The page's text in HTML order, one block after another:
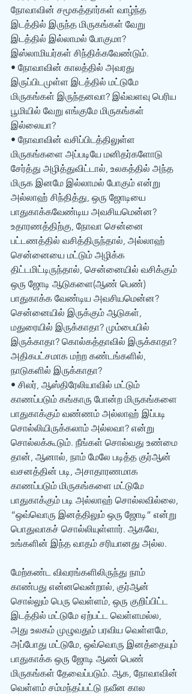
நோவாவின் சமூகத்தார்கள் வாழ்ந்த
இடத்தில் இருந்த மிருகங்கள் வேறு
இடத்தில் இல்லாமல் போகுமா?
இஸ்லாமியர்கள் சிந்திக்கவேண்டும்.
• நோவாவின் காலத்தில் அவரது
இருப்பிடமுள்ள இடத்தில் மட்டுமே
மிருகங்கள் இருந்தனவா? இவ்வளவு பெரிய
பூமியில் வேறு எங்குமே மிருகங்கள்
இல்லையா?
• நோவாவின் வசிப்பிடத்திலுள்ள
மிருகங்களை அப்படியே மனிதர்களோடு
சேர்த்து அழித்துவிட்டால், உலகத்தில் அந்த
மிருக இனமே இல்லாமல் போகும் என்று
அல்லாஹ் சிந்தித்து, ஒரு ஜோடியை
பாதுகாக்கவேண்டிய அவசியமென்ன?
உதாரணத்திற்கு, நோவா சென்னை
பட்டணத்தில் வசித்திருந்தால், அல்லாஹ்
சென்னையை மட்டும் அழிக்க
திட்டமிட்டிருந்தால், சென்னையில் வசிக்கும்
ஒரு ஜோடி ஆடுகளை(ஆண் பெண்)
பாதுகாக்க வேண்டிய அவசியமென்ன?
சென்னையில் இருக்கும் ஆடுகள்,
மதுரையில் இருக்காதா? மும்பையில்
இருக்காதா? கொல்கத்தாவில் இருக்காதா?
அதிகபட்சமாக மற்ற கண்டங்களில்,
நாடுகளில் இருக்காதா?
• சிலர், ஆஸ்திரேலியாவில் மட்டும்
காணப்படும் கங்காரு போன்ற மிருகங்களை
பாதுகாக்கும் வண்ணம் அல்லாஹ் இப்படி
சொல்லியிருக்கலாம் அல்லவா? என்று
சொல்லக்கூடும். நீங்கள் சொல்வது உண்மை
தான், ஆனால், நாம் மேலே படித்த குர்‍ஆன்
வசனத்தின் படி, அசாதாரணமாக
காணப்படும் மிருகங்களை மட்டுமே
பாதுகாக்கும் படி அல்லாஹ் சொல்லவில்லை,
“ஒவ்வொரு இனத்திலும் ஒரு ஜோடி” என்று
பொதுவாகச் சொல்லியுள்ளார். ஆகவே,
உங்களின் இந்த வாதம் சரியானது அல்ல.
மேற்கண்ட விவரங்களிலிருந்து நாம்
காண்பது என்னவென்றால், குர்‍ஆன்
சொல்லும் பெரு வெள்ளம், ஒரு குறிப்பிட்ட
இடத்தில் மட்டுமே ஏற்பட்ட வெள்ளமல்ல,
அது உலகம் முழுவதும் பரவிய வெள்ளமே,
அப்போது மட்டுமே, ஒவ்வொரு இனத்தையும்
பாதுகாக்க ஒரு ஜோடி ஆண் பெண்
மிருகங்கள் தேவைப்படும். ஆக, நோவாவின்
வெள்ளம் சம்மந்தப்பட்டு நவீன கால